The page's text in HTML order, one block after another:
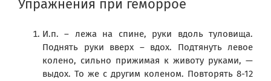
Image
Упражнения при геморрое
И.п. – лежа на спине, руки вдоль туловища.
Поднять руки вверх – вдох. Подтянуть левое
колено, сильно прижимая к животу руками, —
выдох. То же с другим коленом. Повторять 8-12